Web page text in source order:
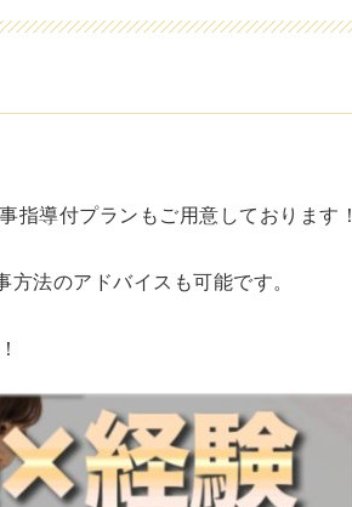
指導付プランもご用意しております！
法のアドバイスも可能です。